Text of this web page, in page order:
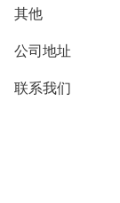
别墅社区
别墅模板
中式别墅
日式别墅
B站
抖音
微信公众号
其他
用户服务协议
隐私政策
公司地址
上海市浦东新区东
联系我们